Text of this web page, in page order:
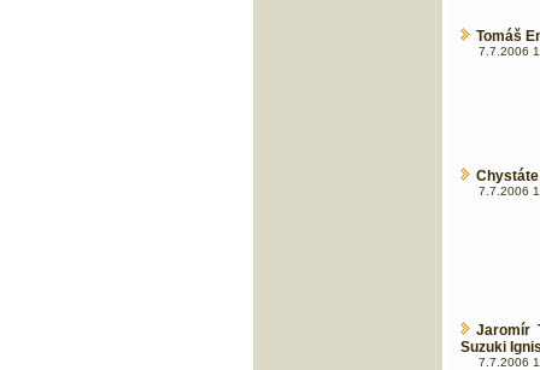
Tomáš
7.7.2006
7.7.2006
Jaromír
Suzuki
7.7.2006